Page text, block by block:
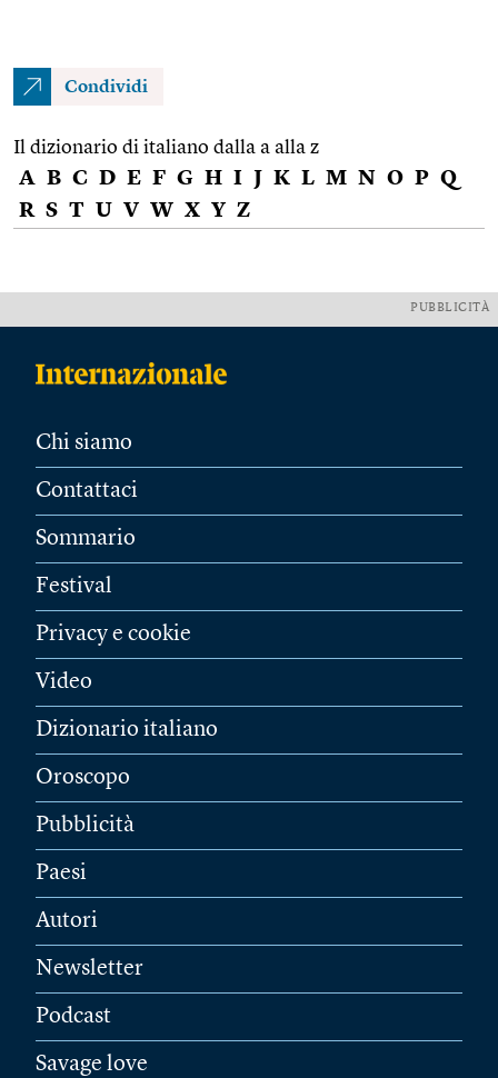
Condividi
Il dizionario di italiano dalla a alla z
A B C D E F G H I J K L M N O P Q
R S T U V W X Y Z
PUBBLICITÀ
Chi siamo
Contattaci
Sommario
Festival
Privacy e cookie
Video
Dizionario italiano
Oroscopo
Pubblicità
Paesi
Autori
Newsletter
Podcast
Savage love